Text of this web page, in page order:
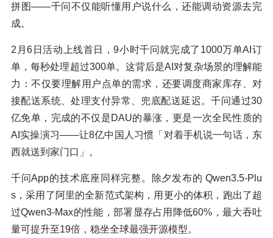
拼图——千问不仅能听懂用户说什么，还能调动资源去完
成。
2月6日活动上线首日，9小时千问就完成了1000万单AI订
单，每秒处理超过300单。这背后是AI对复杂场景的理解能
力：不仅要理解用户点单的需求，还要调度商家库存、对
接配送系统、处理支付异常、兜底配送延迟。千问通过30
亿免单，完成的不仅是DAU的暴涨，更是一次全民性质的
AI实操演习——让8亿中国人习惯「对着手机说一句话，东
西就送到家门口」。
千问App的技术底座同样完整。除夕发布的 Qwen3.5-Plu
s，采用了阿里的全新范式架构，用更小的体积，跑出了超
过Qwen3-Max的性能，部署显存占用降低60%，最大吞吐
量可提升至19倍，稳坐全球最强开源模型。